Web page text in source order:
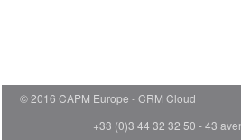
© 2016 CAPM Europe
CRM Cloud
+33 (0)3 44 32 32 50 - 43